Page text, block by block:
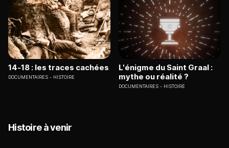
14-18 : les traces cachées
DOCUMENTAIRES HISTOIRE
L'énigme du Saint Graal :
mythe ou réalité ?
DOCUMENTAIRES HISTOIRE
Histoire à venir